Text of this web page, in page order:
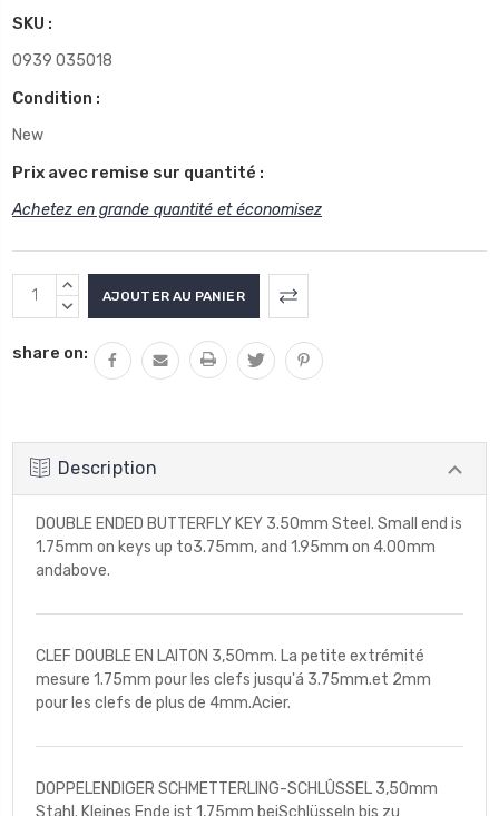
SKU :
0939 035018
Condition :
New
Prix avec remise sur quantité :
Achetez en grande quantité et économisez
Stock
actuel
AUGMENTER
LA
:
DIMINUER
QUANTITÉ
share on:
Description
DOUBLE ENDED BUTTERFLY KEY 3.50mm Steel. Small end is
1.75mm on keys up to3.75mm, and 1.95mm on 4.00mm
andabove.
CLEF DOUBLE EN LAITON 3,50mm. La petite extrémité
mesure 1.75mm pour les clefs jusqu'á 3.75mm.et 2mm
pour les clefs de plus de 4mm.Acier.
DOPPELENDIGER SCHMETTERLING-SCHLÛSSEL 3,50mm
Stahl. Kleines Ende ist 1,75mm beiSchlüsseln bis zu